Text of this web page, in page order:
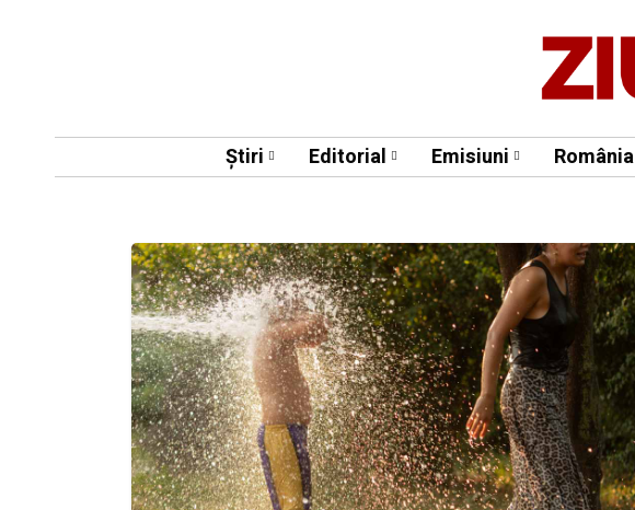
Știri Editorial Emisiuni România